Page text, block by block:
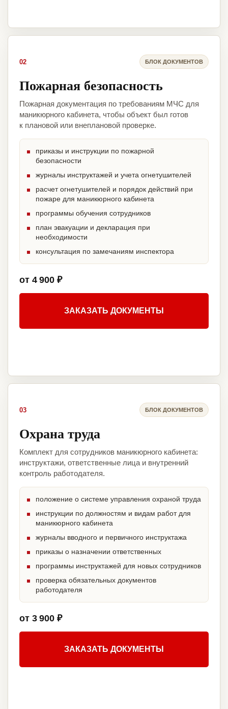
02 БЛОК ДОКУМЕНТОВ
Пожарная безопасность
Пожарная документация по требованиям МЧС для
маникюрного кабинета, чтобы объект был готов
к плановой или внеплановой проверке.
приказы и инструкции по пожарной
безопасности
журналы инструктажей и учета огнетушителей
расчет огнетушителей и порядок действий при
пожаре для маникюрного кабинета
программы обучения сотрудников
план эвакуации и декларация при
необходимости
консультация по замечаниям инспектора
от 4 900 ₽
ЗАКАЗАТЬ ДОКУМЕНТЫ
03 БЛОК ДОКУМЕНТОВ
Охрана труда
Комплект для сотрудников маникюрного кабинета:
инструктажи, ответственные лица и внутренний
контроль работодателя.
положение о системе управления охраной труда
инструкции по должностям и видам работ для
маникюрного кабинета
журналы вводного и первичного инструктажа
приказы о назначении ответственных
программы инструктажей для новых сотрудников
проверка обязательных документов
работодателя
от 3 900 ₽
ЗАКАЗАТЬ ДОКУМЕНТЫ